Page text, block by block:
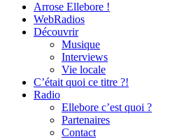
Arrose Ellebore !
WebRadios
Découvrir
Musique
Interviews
Vie locale
C’était quoi ce titre ?!
Radio
Ellebore c’est quoi ?
Partenaires
Contact